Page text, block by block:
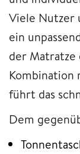
Viele Nutzer
ein
der Matratze
Kombination
führt das
Dem